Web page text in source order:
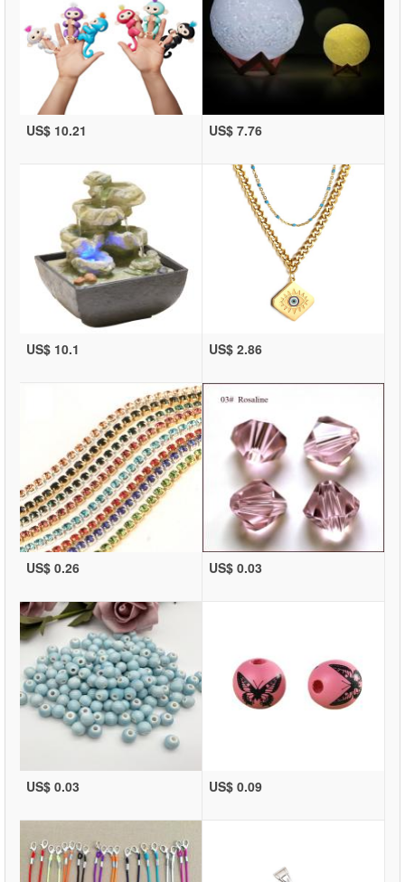
US$ 10.21 US$ 7.76
US$ 10.1 US$ 2.86
US$ 0.26 US$ 0.03
US$ 0.03 US$ 0.09